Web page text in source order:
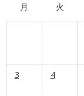
月 火
3 4